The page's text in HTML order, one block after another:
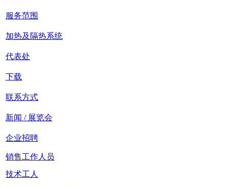
服务范围
加热及隔热系统
代表处
下载
联系方式
新闻 / 展览会
企业招聘
销售工作人员
技术工人